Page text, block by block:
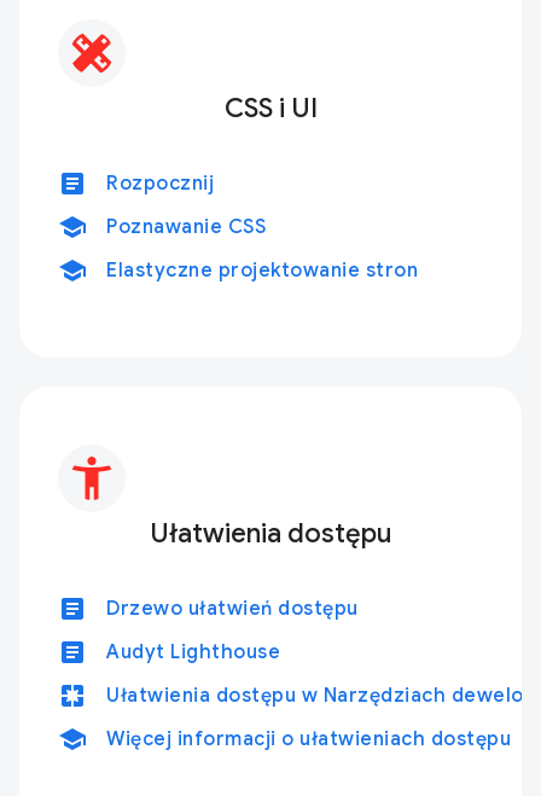
CSS i UI
article Rozpocznij
school Poznawanie CSS
school Elastyczne projektowanie stron
Ułatwienia dostępu
article Drzewo ułatwień dostępu
article Audyt Lighthouse
pages Ułatwienia dostępu w Narzędziach
school Więcej informacji o ułatwieniach dostępu